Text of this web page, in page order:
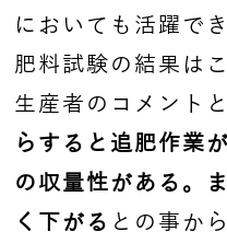
においても活躍で
肥料試験の結果は
生産者のコメント
らすると追肥作業
の収量性がある。
く下がる との事か